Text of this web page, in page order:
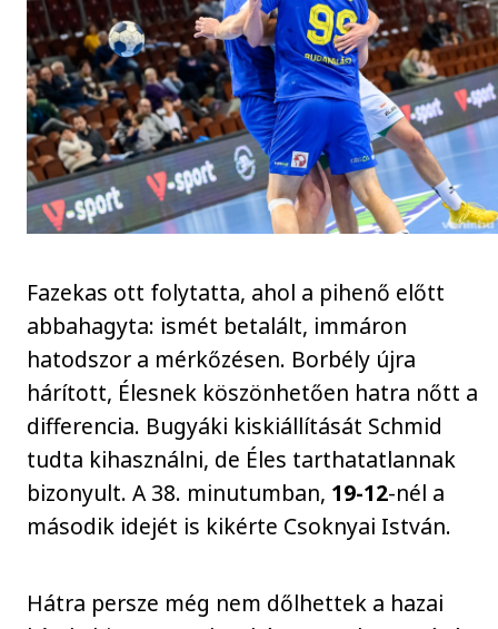
Fazekas ott folytatta, ahol a pihenő előtt
abbahagyta: ismét betalált, immáron
hatodszor a mérkőzésen. Borbély újra
hárított, Élesnek köszönhetően hatra nőtt a
differencia. Bugyáki kiskiállítását Schmid
tudta kihasználni, de Éles tarthatatlannak
bizonyult. A 38. minutumban, 19-12-nél a
második idejét is kikérte Csoknyai István.
Hátra persze még nem dőlhettek a hazai